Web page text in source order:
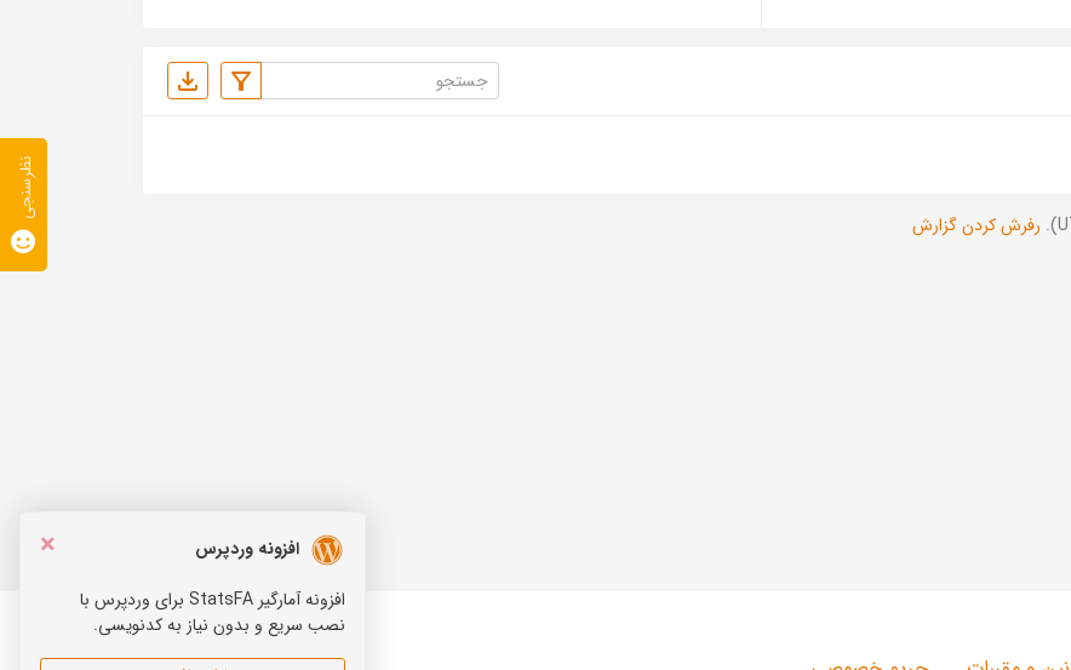
رفرش کردن گزارش
×
افزونه وردپرس
افزونه آمارگیر StatsFA برای وردپرس با
نصب سریع و بدون نیاز به کدنویسی.
نظرسنجی